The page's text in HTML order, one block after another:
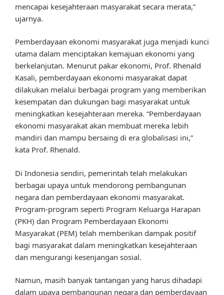
mencapai kesejahteraan masyarakat secara merata,”
ujarnya.
Pemberdayaan ekonomi masyarakat juga menjadi kunci
utama dalam menciptakan kemajuan ekonomi yang
berkelanjutan. Menurut pakar ekonomi, Prof. Rhenald
Kasali, pemberdayaan ekonomi masyarakat dapat
dilakukan melalui berbagai program yang memberikan
kesempatan dan dukungan bagi masyarakat untuk
meningkatkan kesejahteraan mereka. “Pemberdayaan
ekonomi masyarakat akan membuat mereka lebih
mandiri dan mampu bersaing di era globalisasi ini,”
kata Prof. Rhenald.
Di Indonesia sendiri, pemerintah telah melakukan
berbagai upaya untuk mendorong pembangunan
negara dan pemberdayaan ekonomi masyarakat.
Program-program seperti Program Keluarga Harapan
(PKH) dan Program Pemberdayaan Ekonomi
Masyarakat (PEM) telah memberikan dampak positif
bagi masyarakat dalam meningkatkan kesejahteraan
dan mengurangi kesenjangan sosial.
Namun, masih banyak tantangan yang harus dihadapi
dalam upaya pembangunan negara dan pemberdayaan